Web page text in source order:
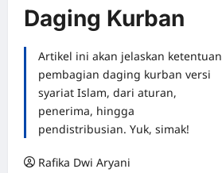
Daging Kurban
Artikel ini akan jelaskan ketentuan
pembagian daging kurban versi
syariat Islam, dari aturan,
penerima, hingga
pendistribusian. Yuk, simak!
Rafika Dwi Aryani